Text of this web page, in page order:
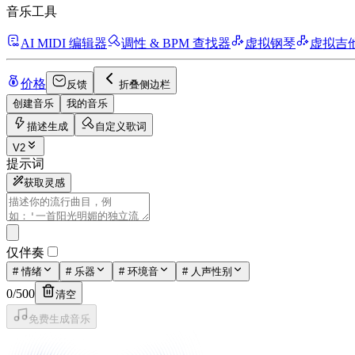
音乐工具
AI MIDI 编辑器 调性 & BPM 查找器 虚拟钢琴 虚拟吉
价格 反馈
折叠侧边栏
创建音乐
我的音乐
描述生成
自定义歌词
V2
提示词
获取灵感
仅伴奏
#情绪 # 乐器 # 环境音 # 人声性别
0/500 清空
免费生成音乐